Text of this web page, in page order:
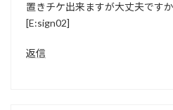
置きチケ出来ますが大丈夫です
[E:sign02]
返信